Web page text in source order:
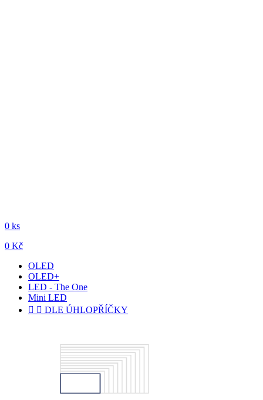
0 ks
0 Kč
OLED
OLED+
LED - The One
Mini LED
  DLE ÚHLOPŘÍČKY